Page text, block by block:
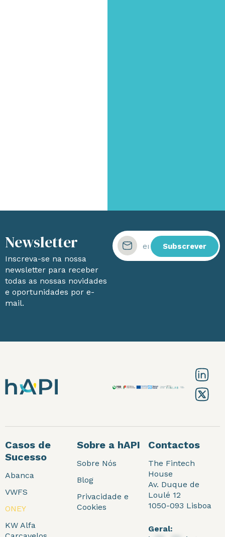
Newsletter
Inscreva-se na nossa
newsletter para receber
todas as nossas novidades
e oportunidades por e-
mail.
Subscrever
Casos de
Sucesso
Abanca
VWFS
ONEY
KW Alfa
Sobre a hAPI
Sobre Nós
Blog
Privacidade e
Cookies
Contactos
The Fintech
House
Av. Duque de
Loulé 12
1050-093 Lisboa
Geral: